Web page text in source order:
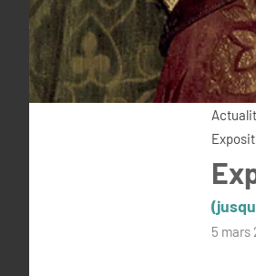
par
5 mars